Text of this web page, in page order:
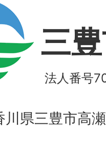
三
法人番号
県三豊市高